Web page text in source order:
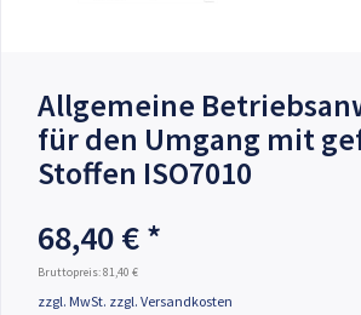
Allgemeine
für den Umgang mit
Stoffen ISO7010
68,40 € *
Bruttopreis: 81,40 €
zzgl. MwSt. zzgl. Versandkosten